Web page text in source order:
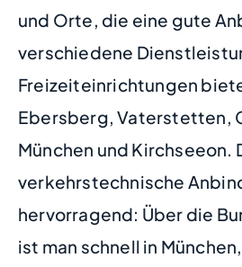
und Orte, die eine gute
verschiedene
Freizeiteinrichtungen
Ebersberg, Vaterstetten,
München und Kirchseeon.
verkehrstechnische
hervorragend: Über die
ist man schnell in